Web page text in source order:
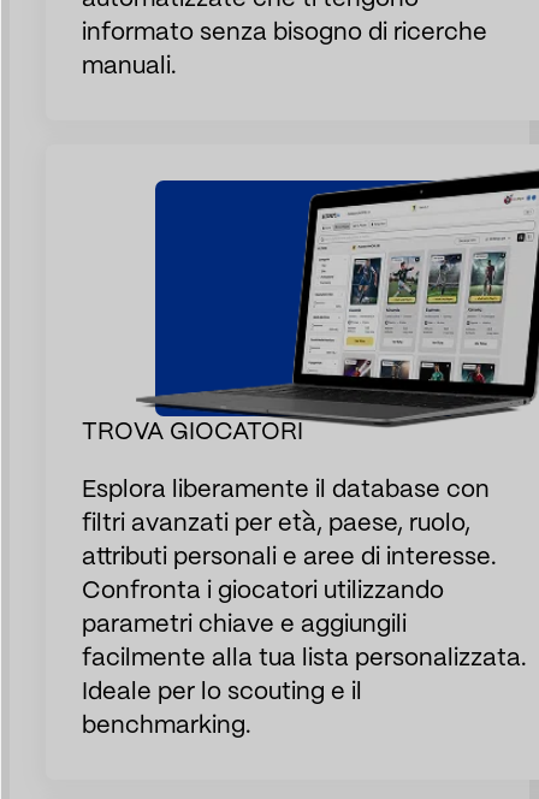
informato senza bisogno di ricerche
manuali.
TROVA GIOCATORI
Esplora liberamente il database con
filtri avanzati per età, paese, ruolo,
attributi personali e aree di interesse.
Confronta i giocatori utilizzando
parametri chiave e aggiungili
facilmente alla tua lista personalizzata.
Ideale per lo scouting e il
benchmarking.